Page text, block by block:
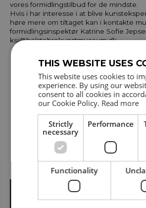
vores formidlingstilbud for de mindste.
Hvis i har interesse i at blive
høre mere om tiltaget kan i kontakte
formidlingsinspektør Katrine Sofie
ksj@holstebrokunstmuseum.dk
Mærk kunsten!
THIS WEBSITE USES
This website uses cookies to
experience. By using our
consent to all cookies in
our Cookie Policy. Read more
Strictly
necessary
Performance
Functionality